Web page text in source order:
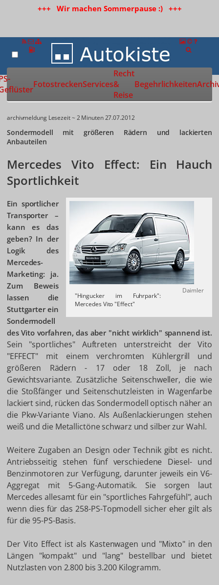
+++ Wir machen Sommerpause :) +++
Zur Startseite
FotostreckenServices
Recht
&
Reise
Begehrlichkeiten
archivmeldung Lesezeit ~ 2 Minuten27.07.2012
Sondermodell mit größeren Rädern und lackierten
Anbauteilen
Mercedes Vito Effect: Ein Hauch
Sportlichkeit
Daimler
"Hingucker im Fuhrpark":
Mercedes Vito "Effect"
Ein sportlicher
Transporter –
kann es das
geben? In der
Logik des
Mercedes-
Marketing: ja.
Zum Beweis
lassen die
Stuttgarter ein
Sondermodell
des Vito vorfahren, das aber "nicht wirklich" spannend ist.
Sein "sportliches" Auftreten unterstreicht der Vito
"EFFECT" mit einem verchromten Kühlergrill und
größeren Rädern - 17 oder 18 Zoll, je nach
Gewichtsvariante. Zusätzliche Seitenschweller, die wie
die Stoßfänger und Seitenschutzleisten in Wagenfarbe
lackiert sind, rücken das Sondermodell optisch näher an
die Pkw-Variante Viano. Als Außenlackierungen stehen
weiß und die Metallictöne schwarz und silber zur Wahl.
Weitere Zugaben an Design oder Technik gibt es nicht.
Antriebsseitig stehen fünf verschiedene Diesel- und
Benzinmotoren zur Verfügung, darunter jeweils ein V6-
Aggregat mit 5-Gang-Automatik. Sie sorgen laut
Mercedes allesamt für ein "sportliches Fahrgefühl", auch
wenn dies für das 258-PS-Topmodell sicher eher gilt als
für die 95-PS-Basis.
Der Vito Effect ist als Kastenwagen und "Mixto" in den
Längen "kompakt" und "lang" bestellbar und bietet
Nutzlasten von 2.800 bis 3.200 Kilogramm.